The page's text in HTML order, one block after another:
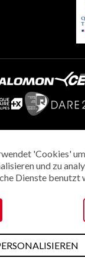
'Cookies'
und zu
Dienste benutzt